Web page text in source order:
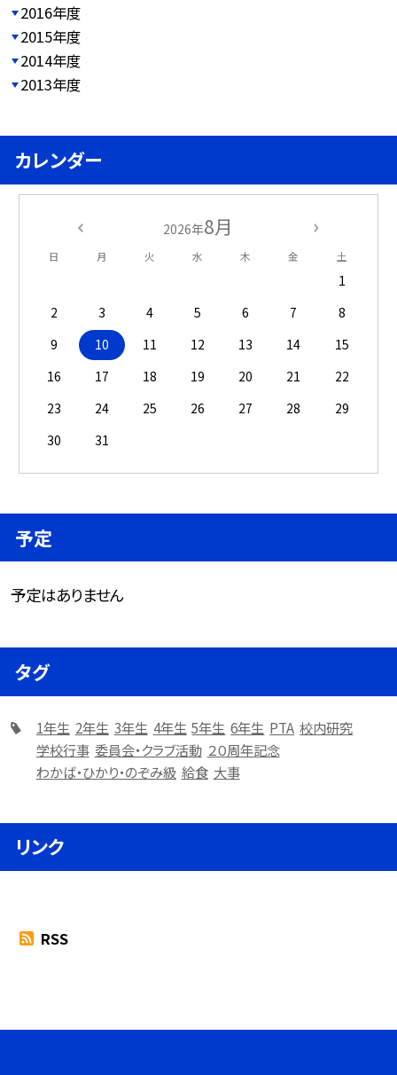
2016年度
2015年度
2014年度
2013年度
カレンダー
2026年8月
日 月 火 水 木 金 土
1
2
3 4 5 6 7
8
9
10 11 12 13 14
15
16
17 18 19 20 21
22
23
24 25 26 27 28
29
30
31
予定
予定はありません
タグ
1年生 2年生 3年生 4年生 5年生 6年生 PTA 校内研究
学校行事 委員会・クラブ活動 ２０周年記念
わかば・ひかり・のぞみ級 給食 大事
リンク
RSS